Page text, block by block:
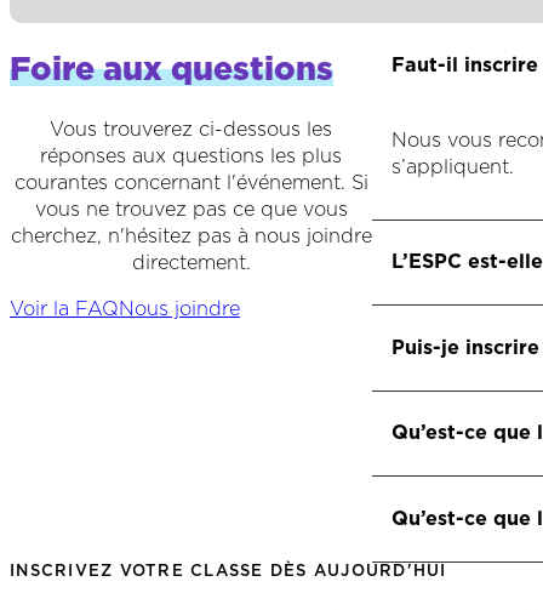
Foire aux questions
Vous trouverez ci-dessous les
réponses aux questions les plus
courantes concernant l'événement. Si
vous ne trouvez pas ce que vous
cherchez, n'hésitez pas à nous joindre
directement.
Voir la FAQNous joindre
Faut-il inscrire
Nous vous
s’appliquent.
L’ESPC est-
Oui,
Puis-je
Oui, vous
Qu’est-ce que
Des
Qu’est-ce
INSCRIVEZ VOTRE CLASSE DÈS AUJOURD'HUI